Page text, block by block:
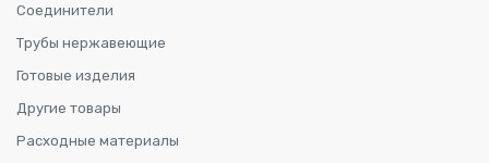
Соединители
Трубы нержавеющие
Готовые изделия
Другие товары
Расходные материалы